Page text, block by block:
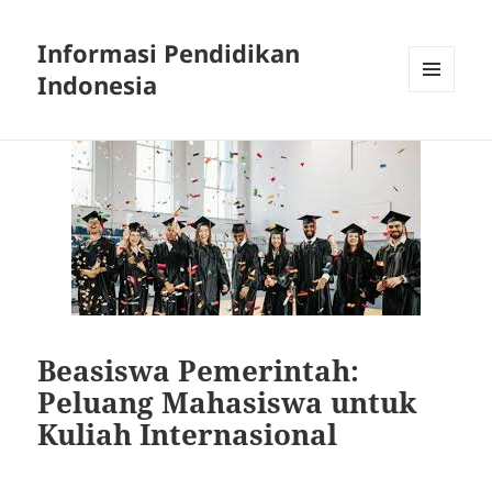
Informasi Pendidikan
Indonesia
WIDGETS
Beasiswa Pemerintah:
Peluang Mahasiswa untuk
Kuliah Internasional